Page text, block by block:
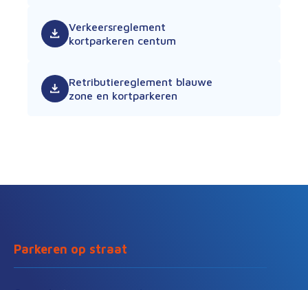
Verkeersreglement
kortparkeren centum
Retributiereglement blauwe
zone en kortparkeren
Parkeren op straat